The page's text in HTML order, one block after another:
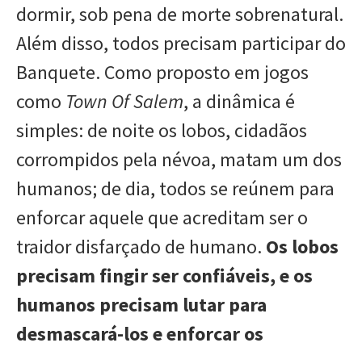
dormir, sob pena de morte sobrenatural.
Além disso, todos precisam participar do
Banquete. Como proposto em jogos
como Town Of Salem, a dinâmica é
simples: de noite os lobos, cidadãos
corrompidos pela névoa, matam um dos
humanos; de dia, todos se reúnem para
enforcar aquele que acreditam ser o
traidor disfarçado de humano. Os lobos
precisam fingir ser confiáveis, e os
humanos precisam lutar para
desmascará-los e enforcar os